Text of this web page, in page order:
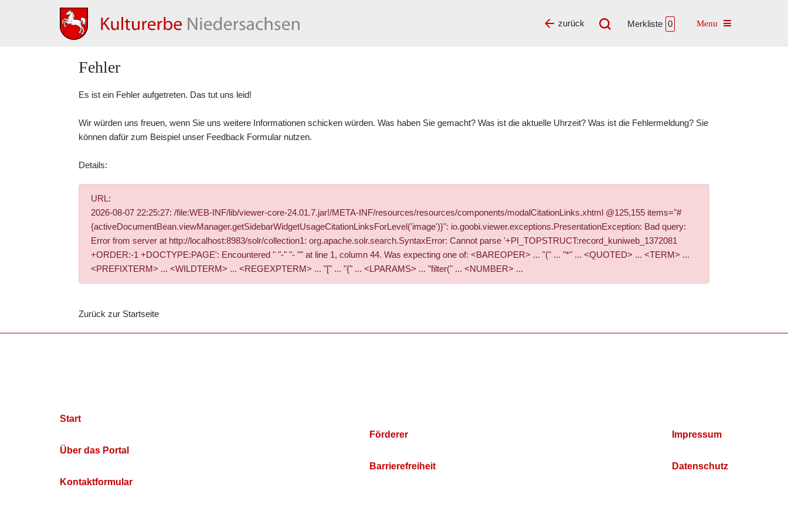
Merkliste 0 Toggle navigation
zurück
Fehler
Es ist ein Fehler aufgetreten. Das tut uns leid!
Wir würden uns freuen, wenn Sie uns weitere Informationen schicken würden. Was haben Sie gemacht? Was ist die aktuelle Uhrzeit? Was ist die Fehlermeldung? Sie
können dafür zum Beispiel unser Feedback Formular nutzen.
Details:
URL:
2026-08-07 22:25:27: /file:WEB-INF/lib/viewer-core-24.01.7.jar!/META-INF/resources/resources/components/modalCitationLinks.xhtml @125,155 items="#
{activeDocumentBean.viewManager.getSidebarWidgetUsageCitationLinksForLevel('image')}": io.goobi.viewer.exceptions.PresentationException: Bad query:
Error from server at http://localhost:8983/solr/collection1: org.apache.solr.search.SyntaxError: Cannot parse '+PI_TOPSTRUCT:record_kuniweb_1372081
+ORDER:-1 +DOCTYPE:PAGE': Encountered " "-" "- "" at line 1, column 44. Was expecting one of: <BAREOPER> ... "(" ... "*" ... <QUOTED> ... <TERM> ...
<PREFIXTERM> ... <WILDTERM> ... <REGEXPTERM> ... "[" ... "{" ... <LPARAMS> ... "filter(" ... <NUMBER> ...
Zurück zur Startseite
Start
Über das Portal
Kontaktformular
Förderer
Barrierefreiheit
Impressum
Datenschutz